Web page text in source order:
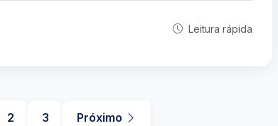
Leitura rápida
2 3 Próximo